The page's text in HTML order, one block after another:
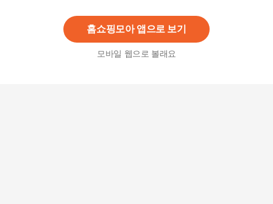
홈쇼핑모아 앱으로 보기
모바일 웹으로 볼래요